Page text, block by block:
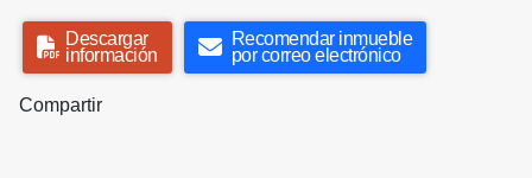
Descargar
información
Recomendar inmueble
por correo electrónico
Compartir